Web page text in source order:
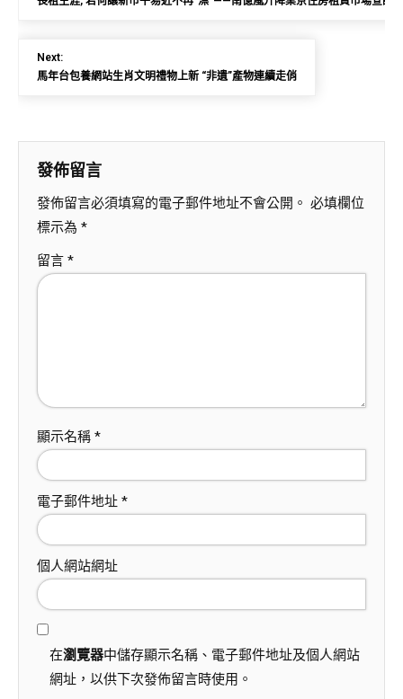
Next:
馬年台包養網站生肖文明禮物上新 “非遺”產物連續走俏
發佈留言
發佈留言必須填寫的電子郵件地址不會公開。 必填欄位
標示為 *
留言 *
顯示名稱 *
電子郵件地址 *
個人網站網址
在瀏覽器中儲存顯示名稱、電子郵件地址及個人網站
網址，以供下次發佈留言時使用。